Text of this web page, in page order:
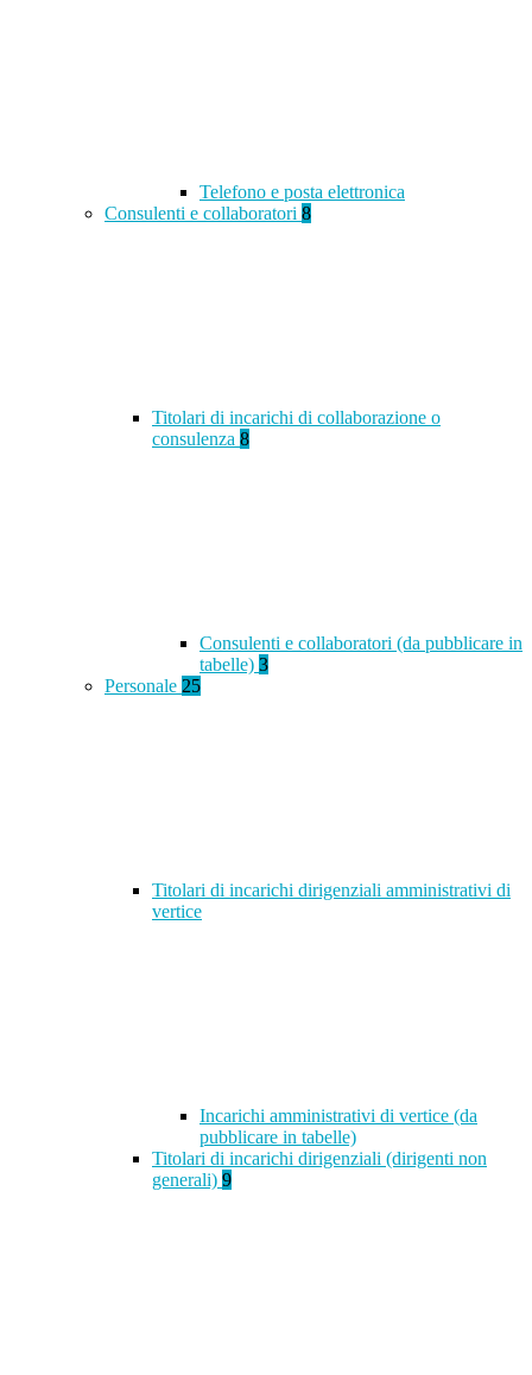
Telefono e posta elettronica
Consulenti e collaboratori 8
Titolari di incarichi di collaborazione o
consulenza 8
Consulenti e collaboratori (da pubblicare in
tabelle) 3
Personale 25
Titolari di incarichi dirigenziali amministrativi di
vertice
Incarichi amministrativi di vertice (da
pubblicare in tabelle)
Titolari di incarichi dirigenziali (dirigenti non
generali) 9